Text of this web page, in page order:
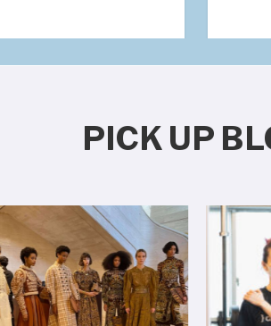
PICK UP